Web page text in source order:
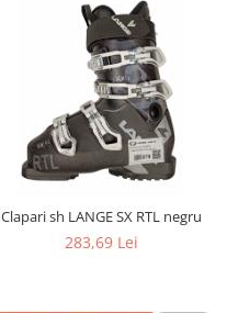
Clapari sh LANGE SX RTL negru
283,69 Lei